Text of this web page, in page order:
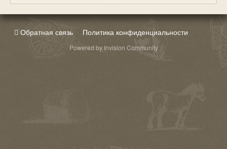
Обратная связь Политика конфиденциальности
Powered by Invision Community